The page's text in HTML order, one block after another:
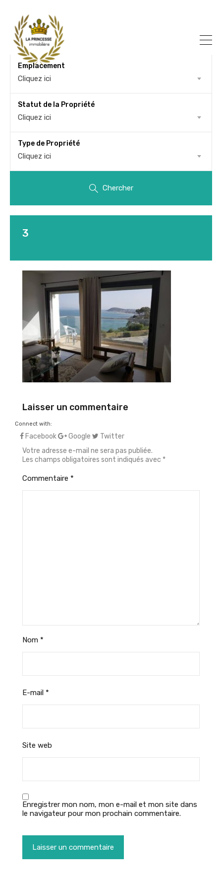
Emplacement
Cliquez ici
Statut de la Propriété
Cliquez ici
Type de Propriété
Cliquez ici
Chercher
3
Laisser un commentaire
Connect with:
Facebook Google
Twitter
Votre adresse e-mail ne sera pas publiée.
Les champs obligatoires sont indiqués avec *
Commentaire *
Nom *
E-mail *
Site web
Enregistrer mon nom, mon e-mail et mon site dans
le navigateur pour mon prochain commentaire.